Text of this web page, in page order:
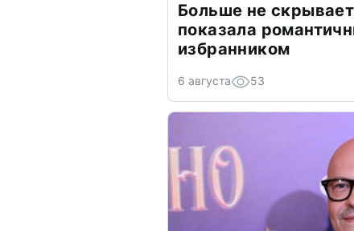
Больше не
показала
избранником
6 августа 53